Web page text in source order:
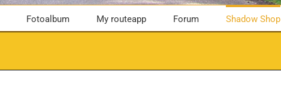
Fotoalbum My routeapp Forum Shadow Shop